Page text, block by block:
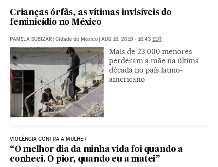
Crianças órfãs, as vítimas invisíveis do
feminicídio no México
PAMELA SUBIZAR Cidade do México AUG 18, 2019 - 16:43 EDT
Mais de 23.000 menores
perderam a mãe na última
década no país latino-
americano
VIOLÊNCIA CONTRA A MULHER
“O melhor dia da minha vida foi quando a
conheci. O pior, quando eu a matei”